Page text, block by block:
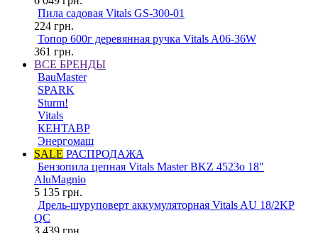
Пила садовая Vitals GS-300-01
224 грн.
Топор 600г деревянная ручка Vitals A06-36W
361 грн.
ВСЕ БРЕНДЫ
BauMaster
SPARK
Sturm!
Vitals
КЕНТАВР
Энергомаш
SALE РАСПРОДАЖА
Бензопила цепная Vitals Master BKZ 4523o 18"
AluMagnio
5 135 грн.
Дрель-шуруповерт аккумуляторная Vitals AU 18/2KP
QC
3 439 грн.